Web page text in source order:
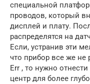
специальной
проводов, который
дисплей и плату.
распределятся на
Если, устранив эти
что прибор все же не
Err , то нужно
центр для более